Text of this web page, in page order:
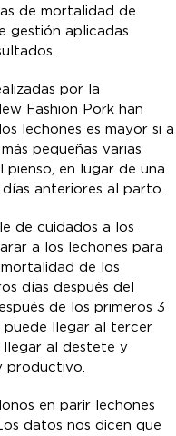
de mortalidad de
gestión aplicadas
por la
Fashion Pork han
lechones es mayor si a
pequeñas varias
en lugar de una
anteriores al parto.
de cuidados a los
a los lechones para
de los
días después del
de los primeros 3
puede llegar al tercer
llegar al destete y
productivo.
en parir lechones
datos nos dicen que